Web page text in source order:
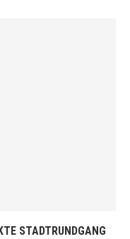
STADTRUNDGANG